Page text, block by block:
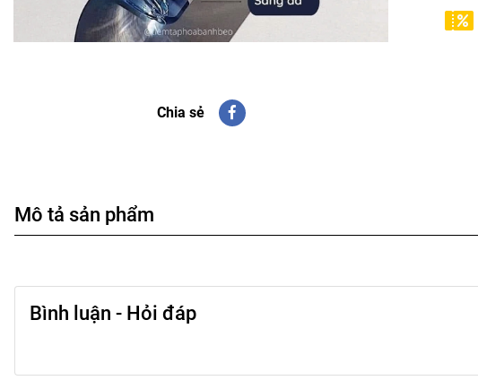
Chia sẻ
Mô tả sản phẩm
Bình luận - Hỏi đáp